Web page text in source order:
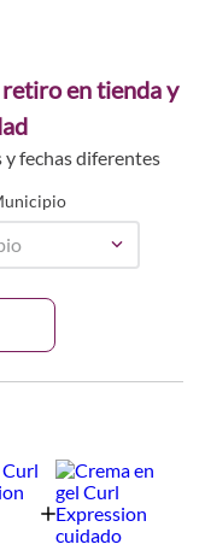
en tienda y
y fechas diferentes